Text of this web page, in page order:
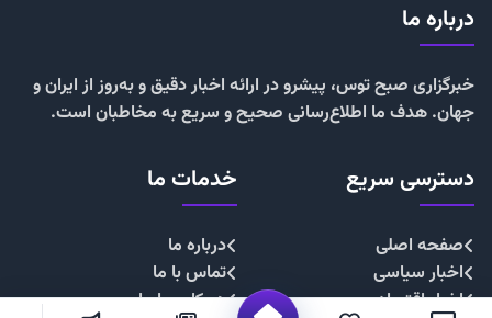
درباره ما
خبرگزاری صبح توس، پیشرو در ارائه اخبار دقیق و به‌روز از ایران و
جهان. هدف ما اطلاع‌رسانی صحیح و سریع به مخاطبان است.
دسترسی سریع
صفحه اصلی
اخبار سیاسی
اخبار اقتصادی
خدمات ما
درباره ما
تماس با ما
همکاری با ما